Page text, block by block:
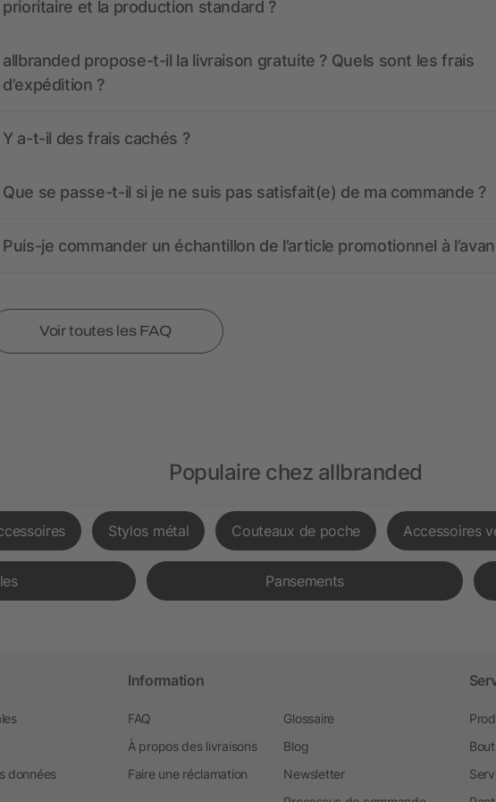
prioritaire et la production standard ?
allbranded propose-t-il la livraison gratuite ? Quels sont les frais
d’expédition ?
Y a-t-il des frais cachés ?
Que se passe-t-il si je ne suis pas satisfait(e) de ma commande ?
Puis-je commander un échantillon de l’article promotionnel à
Voir toutes les FAQ
Populaire chez allbranded
Stylos métal Couteaux de poche Accessoires
Pansements
données
Information
FAQ
À propos des livraisons
Faire une réclamation
Glossaire
Blog
Newsletter